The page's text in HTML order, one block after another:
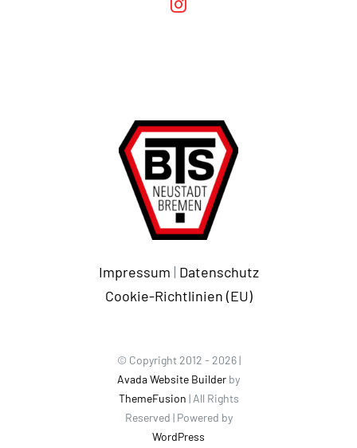
Impressum | Datenschutz
Cookie-Richtlinien (EU)
© Copyright 2012 - 2026 |
Avada Website Builder by
ThemeFusion | All Rights
Reserved | Powered by
WordPress